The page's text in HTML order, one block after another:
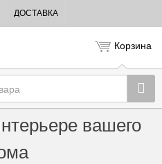
ДОСТАВКА
Корзина
вашего